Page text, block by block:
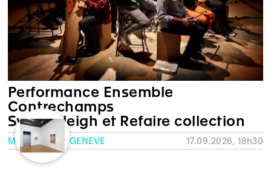
Performance Ensemble
Contrechamps
Sylvia Sleigh et Refaire collection
MUSÉE RATH, GENÈVE 17.09.2026, 18h30